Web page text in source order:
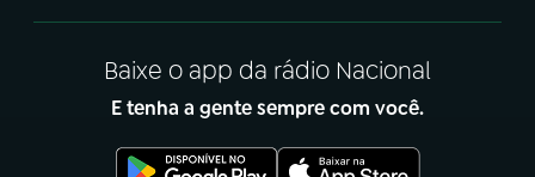
Baixe o app da rádio Nacional
E tenha a gente sempre com você.